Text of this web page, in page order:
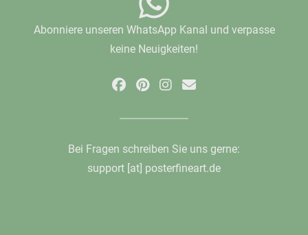
Abonniere unseren WhatsApp Kanal und verpasse
keine Neuigkeiten!
Bei Fragen schreiben Sie uns gerne:
support [at] posterfineart.de